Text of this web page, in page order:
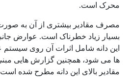
محرک است.
مصرف مقادیر بیشتری از آن به
بسیار زیاد خطرناک است. عوارض
این دانه شامل اثرات آن روی سیستم
ها می شود، همچنین گزارش هایی
مقادیر بالای این دانه مطرح شده